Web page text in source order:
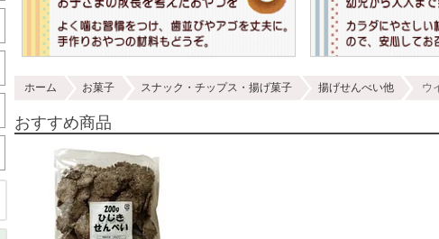
ホーム お菓子 スナック・チップス・揚げ菓子 揚げせんべい他 ウ
おすすめ商品